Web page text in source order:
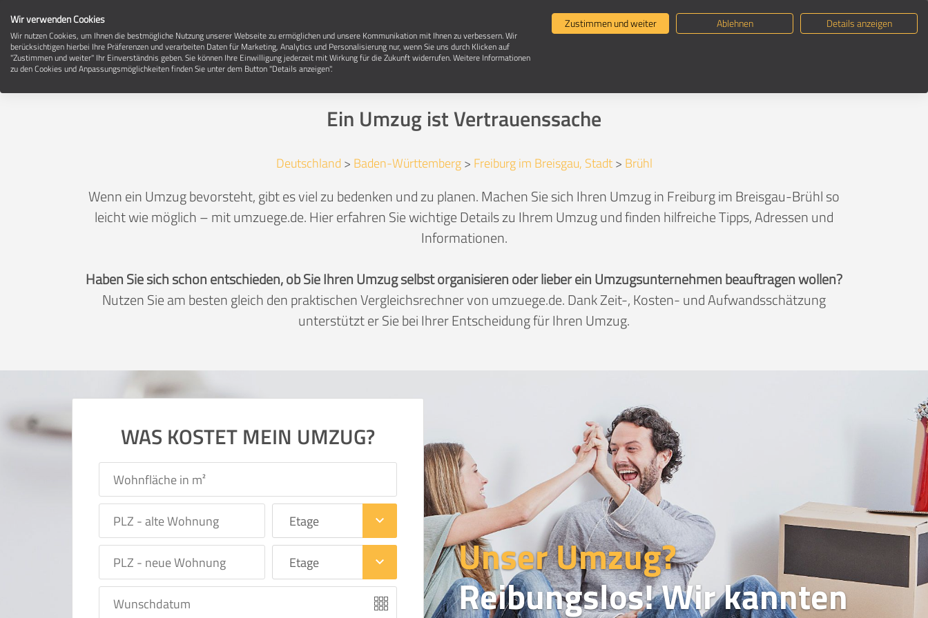
Umzugsunternehmen suchen Umzugsratgeber
Umzug in 79106 Freiburg im Breisgau-Brühl
Ein Umzug ist Vertrauenssache
Deutschland > Baden-Württemberg> Freiburg im Breisgau, Stadt> Brühl
Wenn ein Umzug bevorsteht, gibt es viel zu bedenken und zu planen. Machen Sie sich Ihren Umzug in Freiburg im Breisgau-Brühl so
leicht wie möglich – mit umzuege.de. Hier erfahren Sie wichtige Details zu Ihrem Umzug und finden hilfreiche Tipps, Adressen und
Informationen.
Haben Sie sich schon entschieden, ob Sie Ihren Umzug selbst organisieren oder lieber ein Umzugsunternehmen beauftragen wollen?
Nutzen Sie am besten gleich den praktischen Vergleichsrechner von umzuege.de. Dank Zeit-, Kosten- und Aufwandsschätzung
unterstützt er Sie bei Ihrer Entscheidung für Ihren Umzug.
WAS KOSTET MEIN UMZUG?
keyboard_arrow_down
keyboard_arrow_down Unser Umzug?
Reibungslos! Wir kannten
Wir verwenden Cookies
Wir nutzen Cookies, um Ihnen die bestmögliche Nutzung unserer Webseite zu ermöglichen und unsere Kommunikation mit Ihnen zu verbessern. Wir
berücksichtigen hierbei Ihre Präferenzen und verarbeiten Daten für Marketing, Analytics und Personalisierung nur, wenn Sie uns durch Klicken auf
"Zustimmen und weiter" Ihr Einverständnis geben. Sie können Ihre Einwilligung jederzeit mit Wirkung für die Zukunft widerrufen. Weitere Informationen
zu den Cookies und Anpassungsmöglichkeiten finden Sie unter dem Button "Details anzeigen".
Zustimmen und weiter Ablehnen Details anzeigen